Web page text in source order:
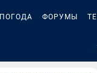
ПОГОДА ФОРУМЫ